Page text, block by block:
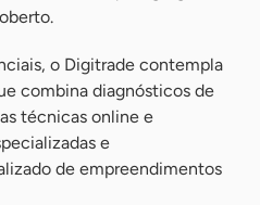
o Digitrade contempla
combina diagnósticos de
técnicas online e
e
de empreendimentos